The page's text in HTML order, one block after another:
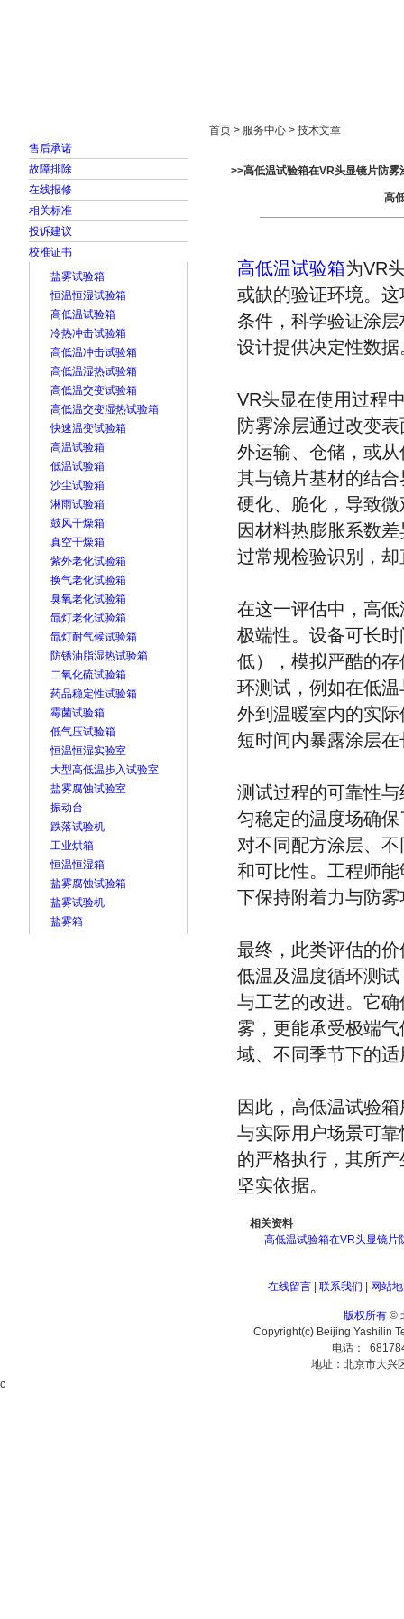
售后承诺
故障排除
在线报修
相关标准
投诉建议
校准证书
盐雾试验箱
恒温恒湿试验箱
高低温试验箱
冷热冲击试验箱
高低温冲击试验箱
高低温湿热试验箱
高低温交变试验箱
高低温交变湿热试验箱
快速温变试验箱
高温试验箱
低温试验箱
沙尘试验箱
淋雨试验箱
鼓风干燥箱
真空干燥箱
紫外老化试验箱
换气老化试验箱
臭氧老化试验箱
氙灯老化试验箱
氙灯耐气候试验箱
防锈油脂湿热试验箱
二氧化硫试验箱
药品稳定性试验箱
霉菌试验箱
低气压试验箱
恒温恒湿实验室
大型高低温步入试验室
盐雾腐蚀试验室
振动台
跌落试验机
工业烘箱
恒温恒湿箱
盐雾腐蚀试验箱
盐雾试验机
盐雾箱
首页 > 服务中心 > 技术文章
>>高低温试验箱在VR头显镜片防
高
高低温试验箱为VR
或缺的验证环境。
条件，科学验证涂
设计提供决定性数据
VR头显在使用过程
防雾涂层通过改变
外运输、仓储，或
其与镜片基材的结
硬化、脆化，导致
因材料热膨胀系数
过常规检验识别，
在这一评估中，高
极端性。设备可长
低），模拟严酷的
环测试，例如在低
外到温暖室内的实
短时间内暴露涂层
测试过程的可靠性
匀稳定的温度场确
对不同配方涂层、
和可比性。工程师
下保持附着力与防
最终，此类评估的
低温及温度循环测
与工艺的改进。它
雾，更能承受极端
域、不同季节下的
因此，高低温试验
与实际用户场景可
的严格执行，其所
坚实依据。
相关资料
·高低温试验箱在VR头显镜片
在线留言| 联系我们 网站
版权所有©
Copyright(c) Beijing Yashilin
电话：
地址：北京市大兴
c